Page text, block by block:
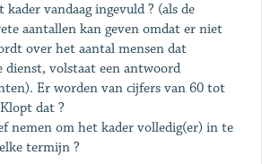
vandaag ingevuld ? (als de
aantallen kan geven omdat er niet
over het aantal mensen dat
dienst, volstaat een antwoord
Er worden van cijfers van 60 tot
dat ?
nemen om het kader volledig(er) in te
termijn ?